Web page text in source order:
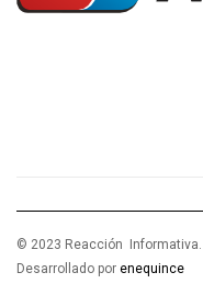
© 2023 Reacción
Desarrollado por enequince